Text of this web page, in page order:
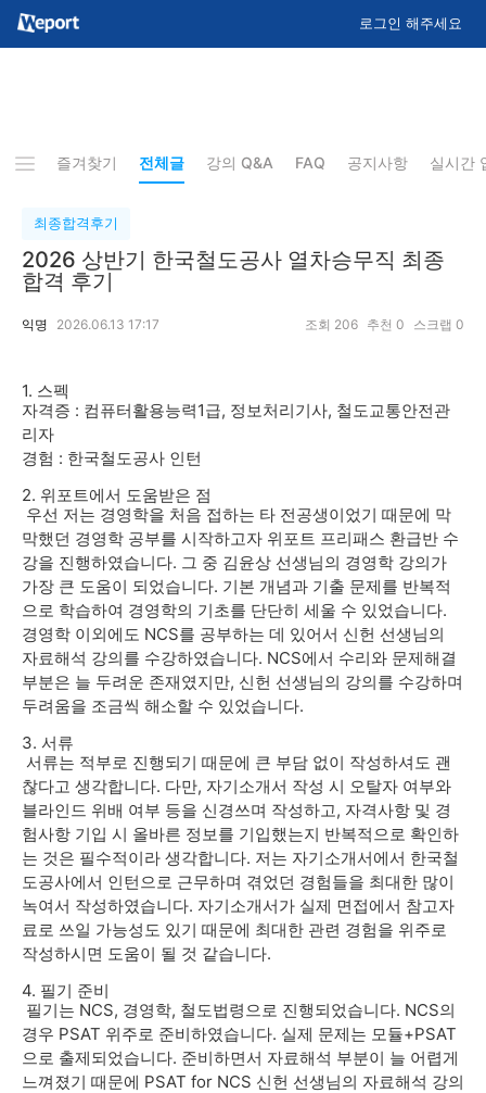
로그인 해주세요
즐겨찾기 전체글 강의 Q&A FAQ 공지사항 실시간
최종합격후기
2026 상반기 한국철도공사 열차승무직 최종
합격 후기
익명 2026.06.13 17:17 조회 206 추천 0 스크랩 0
1. 스펙
자격증 : 컴퓨터활용능력1급, 정보처리기사, 철도교통안전관
리자
경험 : 한국철도공사 인턴
2. 위포트에서 도움받은 점
우선 저는 경영학을 처음 접하는 타 전공생이었기 때문에 막
막했던 경영학 공부를 시작하고자 위포트 프리패스 환급반 수
강을 진행하였습니다. 그 중 김윤상 선생님의 경영학 강의가
가장 큰 도움이 되었습니다. 기본 개념과 기출 문제를 반복적
으로 학습하여 경영학의 기초를 단단히 세울 수 있었습니다.
경영학 이외에도 NCS를 공부하는 데 있어서 신헌 선생님의
자료해석 강의를 수강하였습니다. NCS에서 수리와 문제해결
부분은 늘 두려운 존재였지만, 신헌 선생님의 강의를 수강하며
두려움을 조금씩 해소할 수 있었습니다.
3. 서류
서류는 적부로 진행되기 때문에 큰 부담 없이 작성하셔도 괜
찮다고 생각합니다. 다만, 자기소개서 작성 시 오탈자 여부와
블라인드 위배 여부 등을 신경쓰며 작성하고, 자격사항 및 경
험사항 기입 시 올바른 정보를 기입했는지 반복적으로 확인하
는 것은 필수적이라 생각합니다. 저는 자기소개서에서 한국철
도공사에서 인턴으로 근무하며 겪었던 경험들을 최대한 많이
녹여서 작성하였습니다. 자기소개서가 실제 면접에서 참고자
료로 쓰일 가능성도 있기 때문에 최대한 관련 경험을 위주로
작성하시면 도움이 될 것 같습니다.
4. 필기 준비
필기는 NCS, 경영학, 철도법령으로 진행되었습니다. NCS의
경우 PSAT 위주로 준비하였습니다. 실제 문제는 모듈+PSAT
으로 출제되었습니다. 준비하면서 자료해석 부분이 늘 어렵게
느껴졌기 때문에 PSAT for NCS 신헌 선생님의 자료해석 강의